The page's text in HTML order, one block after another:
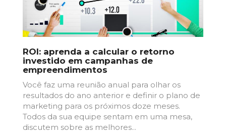
ROI: aprenda a calcular o retorno
investido em campanhas de
empreendimentos
Você faz uma reunião anual para olhar os
resultados do ano anterior e definir o plano de
marketing para os próximos doze meses.
Todos da sua equipe sentam em uma mesa,
discutem sobre as melhores...